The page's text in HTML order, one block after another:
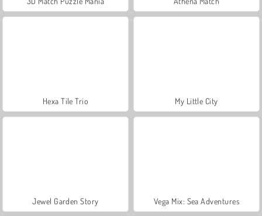
Hexa Tile Trio My Little City
Jewel Garden Story Vega Mix: Sea Adventures